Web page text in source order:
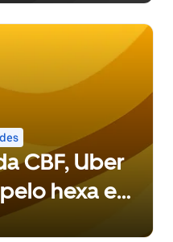
CBF, Uber
hexa e
estrelas no